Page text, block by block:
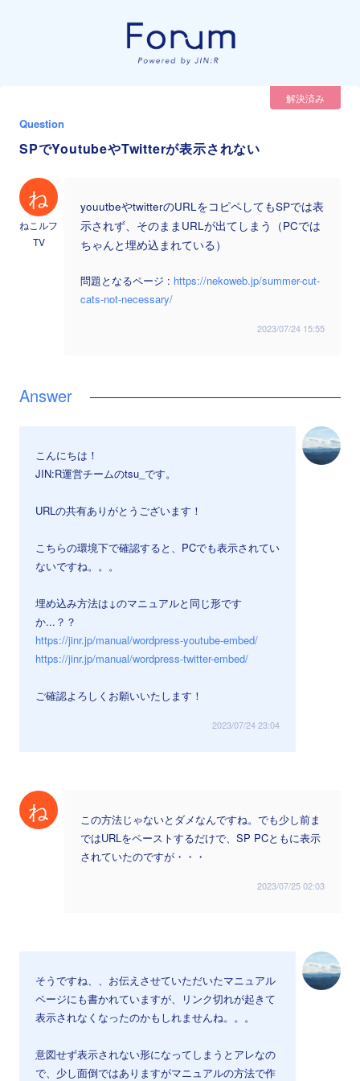
解決済み
Question
SPでYoutubeやTwitterが表示されない
ね
ねこルフ
TV
youutbeやtwitterのURLをコピペしてもSPでは表
示されず、そのままURLが出てしまう（PCでは
ちゃんと埋め込まれている）
問題となるページ : https://nekoweb.jp/summer-cut-
cats-not-necessary/
2023/07/24 15:55
こんにちは！
JIN:R運営チームのtsu_です。
URLの共有ありがとうございます！
こちらの環境下で確認すると、PCでも表示されてい
ないですね。。。
埋め込み方法は↓のマニュアルと同じ形です
か...？？
https://jinr.jp/manual/wordpress-youtube-embed/
https://jinr.jp/manual/wordpress-twitter-embed/
ご確認よろしくお願いいたします！
2023/07/24 23:04
ね
この方法じゃないとダメなんですね。でも少し前ま
ではURLをペーストするだけで、SP PCともに表示
されていたのですが・・・
2023/07/25 02:03
そうですね、、お伝えさせていただいたマニュアル
ページにも書かれていますが、リンク切れが起きて
表示されなくなったのかもしれませんね。。。
意図せず表示されない形になってしまうとアレなの
で、少し面倒ではありますがマニュアルの方法で作